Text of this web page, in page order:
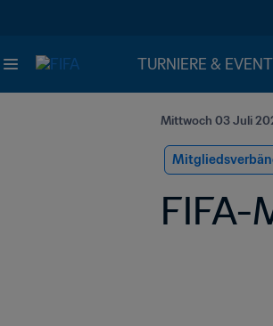
TURNIERE &
Mittwoch 03 Juli
FIFA-